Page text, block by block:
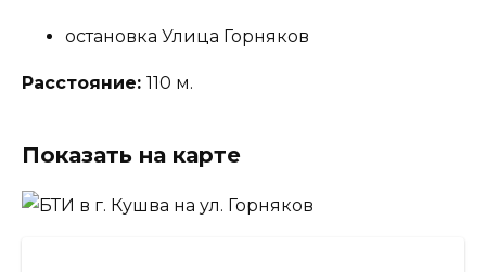
остановка Улица Горняков
Расстояние: 110 м.
Показать на карте